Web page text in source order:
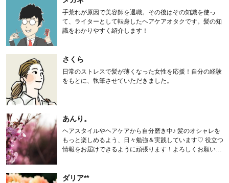
手荒れが原因で美容師を退職。その後はその知識を使っ
て、ライターとして転身したヘアケアオタクです。髪の知
識をわかりやすく紹介します！
さくら
日常のストレスで髪が薄くなった女性を応援！自分の経験
をもとに、執筆させていただきました。
あんり。
ヘアスタイルやヘアケアから自分磨き中♪ 髪のオシャレを
もっと楽しめるよう、日々勉強＆実践しています♡ 役立つ
情報をお届けできるように頑張ります！よろしくお願いし
ダリア**